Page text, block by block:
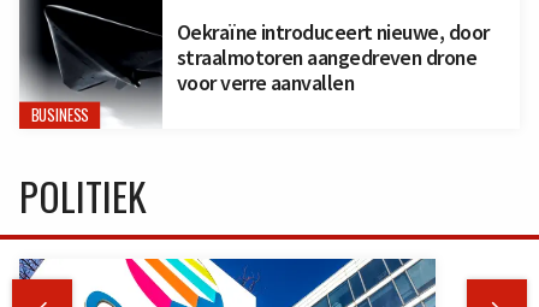
BUSINESS
Oekraïne introduceert nieuwe, door
straalmotoren aangedreven drone
voor verre aanvallen
POLITIEK